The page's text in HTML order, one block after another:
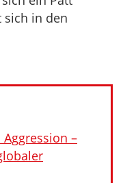
sich in den
–